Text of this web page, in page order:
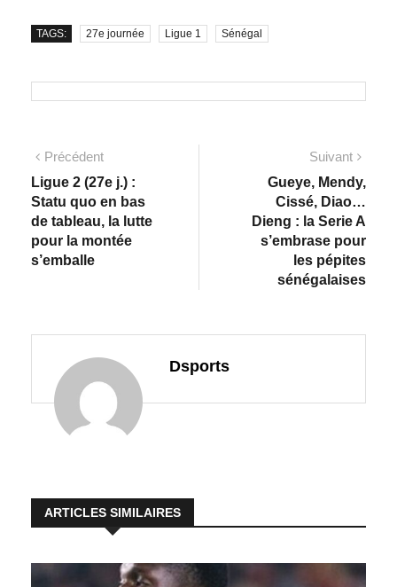
TAGS: 27e journée Ligue 1 Sénégal
Précédent
Ligue 2 (27e j.) :
Statu quo en bas
de tableau, la lutte
pour la montée
s’emballe
Suivant
Gueye, Mendy,
Cissé, Diao…
Dieng : la Serie A
s’embrase pour
les pépites
sénégalaises
Dsports
ARTICLES SIMILAIRES